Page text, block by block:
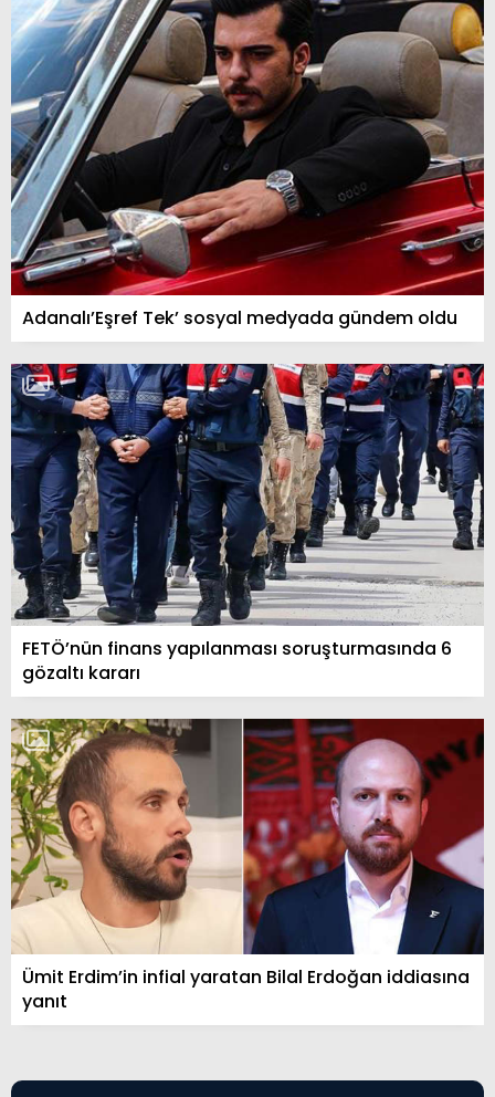
Adanalı’Eşref Tek’ sosyal medyada gündem oldu
FETÖ’nün finans yapılanması soruşturmasında 6
gözaltı kararı
Ümit Erdim’in infial yaratan Bilal Erdoğan iddiasına
yanıt